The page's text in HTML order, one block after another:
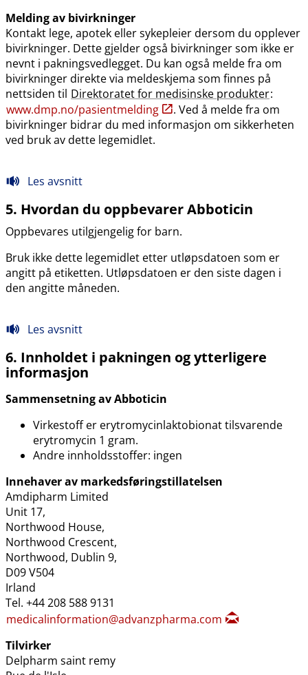
Melding av bivirkninger
Kontakt lege, apotek eller sykepleier dersom du opplever
bivirkninger. Dette gjelder også bivirkninger som ikke er
nevnt i pakningsvedlegget. Du kan også melde fra om
bivirkninger direkte via meldeskjema som finnes på
nettsiden til Direktoratet for medisinske produkter:
www.dmp.no​/​pasientmelding
. Ved å melde fra om
bivirkninger bidrar du med informasjon om sikkerheten
ved bruk av dette legemidlet.
Les avsnitt
5. Hvordan du oppbevarer Abboticin
Oppbevares utilgjengelig for barn.
Bruk ikke dette legemidlet etter utløpsdatoen som er
angitt på etiketten. Utløpsdatoen er den siste dagen i
den angitte måneden.
Les avsnitt
6. Innholdet i pakningen og ytterligere
informasjon
Sammensetning av Abboticin
Virkestoff er erytromycinlaktobionat tilsvarende
erytromycin 1 gram.
Andre innholdsstoffer: ingen
Innehaver av markedsføringstillatelsen
Amdipharm Limited
Unit 17,
Northwood House,
Northwood Crescent,
Northwood, Dublin 9,
D09 V504
Irland
Tel. +44 208 588 9131
medicalinformation@advanzpharma.com
Tilvirker
Delpharm saint remy